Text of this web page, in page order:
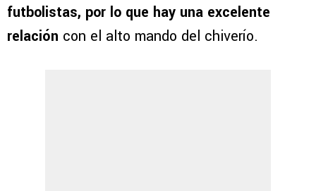
futbolistas, por lo que hay una excelente
relación con el alto mando del chiverío.